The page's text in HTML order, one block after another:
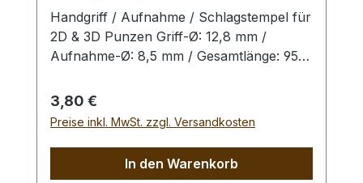
Handgriff / Aufnahme / Schlagstempel für
2D & 3D Punzen Griff-Ø: 12,8 mm /
Aufnahme-Ø: 8,5 mm / Gesamtlänge: 95
Einschlagen von 2D & 3D Punzen. Um das
Schlagbild zu optimieren und eine
gleichmäßige Verteilung der Schlagkraft
erzielen, empfehlen wir Ihnen noch
Regulärer Preis:
3,80 €
Preise inkl. MwSt. zzgl. Versandkosten
In den Warenkorb